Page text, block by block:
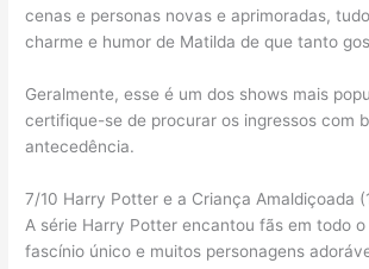
cenas e personas novas e aprimoradas,
charme e humor de Matilda de que tanto
Geralmente, esse é um dos shows mais
certifique-se de procurar os ingressos com
antecedência.
7/10 Harry Potter e a Criança Amaldiçoada
A série Harry Potter encantou fãs em todo
fascínio único e muitos personagens